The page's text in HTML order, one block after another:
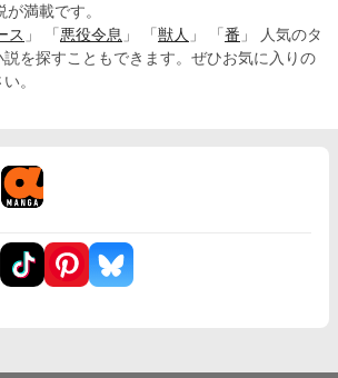
満載です。
ス 」 「 悪役令息 」 「 獣人 」 「 番 」 人気のタ
を探すこともできます。ぜひお気に入りの
。